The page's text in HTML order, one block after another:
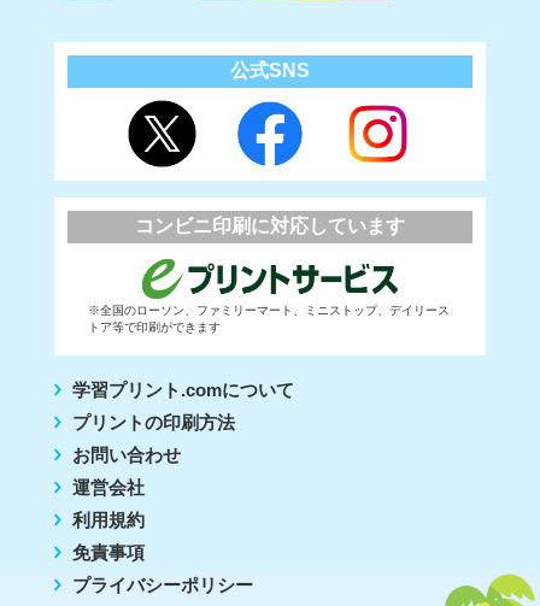
公式SNS
コンビニ印刷に対応しています
※全国のローソン、ファミリーマート、ミニストップ、デイリース
トア等で印刷ができます
学習プリント.comについて
プリントの印刷方法
お問い合わせ
運営会社
利用規約
免責事項
プライバシーポリシー